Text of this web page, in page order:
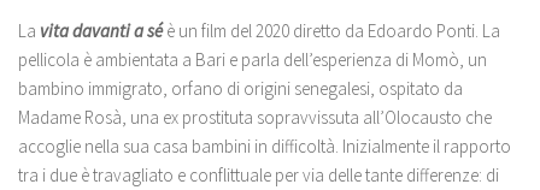
La vita davanti a séè un film del 2020 diretto da Edoardo Ponti. La
pellicola è ambientata a Bari e parla dell’esperienza di Momò, un
bambino immigrato, orfano di origini senegalesi, ospitato da
Madame Rosà, una ex prostituta sopravvissuta all’Olocausto che
accoglie nella sua casa bambini in difficoltà. Inizialmente il rapporto
tra i due è travagliato e conflittuale per via delle tante differenze: di